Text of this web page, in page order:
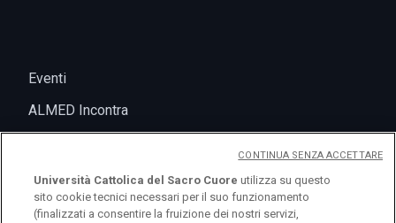
Eventi
ALMED Incontra
Università Cattolica del Sacro Cuore utilizza su questo
sito cookie tecnici necessari per il suo funzionamento
(finalizzati a consentire la fruizione dei nostri servizi,
CONTINUA SENZA ACCETTARE